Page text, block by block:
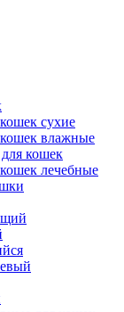
сухие
влажные
кошек
лечебные